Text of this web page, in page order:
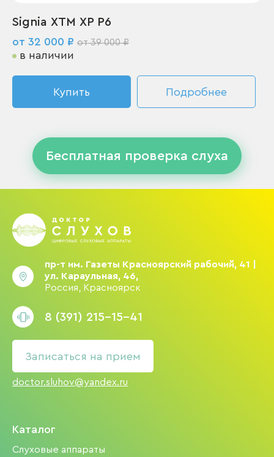
Signia XTM XP P6
от 32 000 ₽ от 39 000 ₽
в наличии
Купить Подробнее
Бесплатная проверка слуха
пр-т им. Газеты Красноярский рабочий, 41 |
ул. Караульная, 46,
Россия, Красноярск
8 (391) 215-15-41
Записаться на прием
doctor.sluhov@yandex.ru
Каталог
Слуховые аппараты